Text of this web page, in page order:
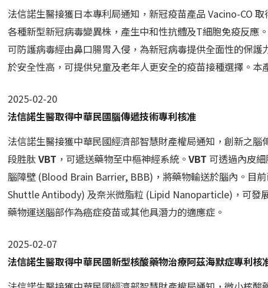
法信諾生醫接獲日本專利局通知，新冠疫苗產品 Vacino-CO
各種新型新冠病毒變異株，產生中和性抗體及T細胞免疫反應
可防護病毒經由鼻口腸胃入侵，為新冠病毒提供全面性的保
於安全性高，可提供兒童及老年人更安全的疫苗接種選擇。本
2025-02-20
法信諾生醫取得中華民國腦傳遞技術專利核准
法信諾生醫接獲中華民國經濟部智慧財產權局通知，創新之
段胜肽 VBT ，可遞送藥物至中樞神經系統。 VBT 可透過內皮
腦障壁 (Blood Brain Barrier, BBB)，將藥物輸送於腦內。目
Shuttle Antibody) 及奈米微脂粒 (Lipid Nanoparticle)，可發
藥物運送腦部作為癌症疫苗或其他具潛力的適應症。
2025-02-07
法信諾生醫取得中華民國新型核酸藥物治療阿茲海默症專利核